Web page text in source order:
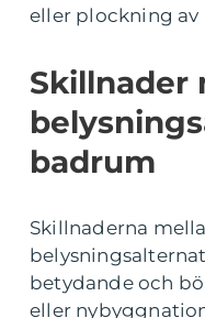
eller plockning av
Skillnader
badrum
Skillnaderna
betydande och
eller